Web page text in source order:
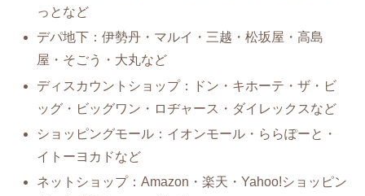
っとなど
デパ地下：伊勢丹・マルイ・三越・松坂屋・高島
屋・そごう・大丸など
ディスカウントショップ：ドン・キホーテ・ザ・ビ
ッグ・ビッグワン・ロヂャース・ダイレックスなど
ショッピングモール：イオンモール・ららぽーと・
イトーヨカドなど
ネットショップ：Amazon・楽天・Yahoo!ショッピン